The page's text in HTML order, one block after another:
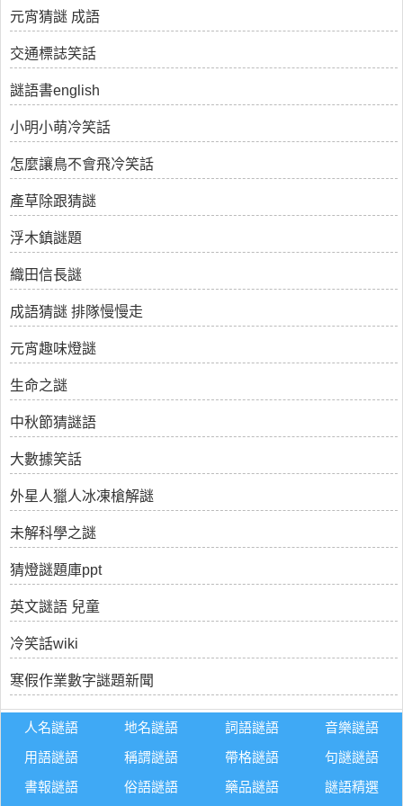
元宵猜謎 成語
交通標誌笑話
謎語書english
小明小萌冷笑話
怎麼讓鳥不會飛冷笑話
產草除跟猜謎
浮木鎮謎題
織田信長謎
成語猜謎 排隊慢慢走
元宵趣味燈謎
生命之謎
中秋節猜謎語
大數據笑話
外星人獵人冰凍槍解謎
未解科學之謎
猜燈謎題庫ppt
英文謎語 兒童
冷笑話wiki
寒假作業數字謎題新聞
人名謎語 地名謎語 詞語謎語
音樂謎語
用語謎語
稱謂謎語 帶格謎語
句謎謎語
書報謎語
俗語謎語 藥品謎語 謎語精選